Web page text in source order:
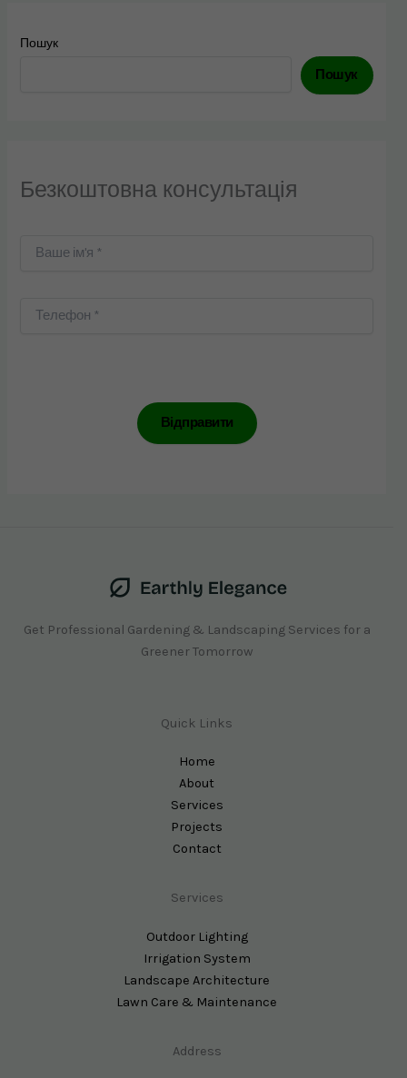
Пошук
Пошук
Безкоштовна консультація
Get Professional Gardening & Landscaping Services for a
Greener Tomorrow
Quick Links
Home
About
Services
Projects
Contact
Services
Outdoor Lighting
Irrigation System
Landscape Architecture
Lawn Care & Maintenance
Address